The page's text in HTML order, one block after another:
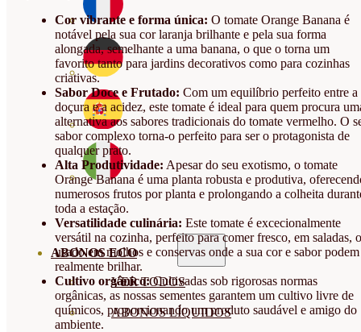
ABONOS ECO
VER TODOS
ABONOS LÍQUIDOS
Cor vibrante e forma única: O tomate Orange Banana é
notável pela sua cor laranja brilhante e pela sua forma
alongada, semelhante a uma banana, o que o torna um
favorito tanto para jardins decorativos como para cozinhas
criativas.
Sabor Doce e Frutado: Com um equilíbrio perfeito entre a
doçura e a acidez, este tomate é ideal para quem procura
alternativa aos sabores tradicionais do tomate vermelho. O
sabor complexo torna-o perfeito para ser o protagonista de
qualquer prato.
Alta Produtividade: Apesar do seu exotismo, o tomate
Orange Banana é uma planta robusta e produtiva,
numerosos frutos por planta e prolongando a colheita
toda a estação.
Versatilidade culinária: Este tomate é excecionalmente
versátil na cozinha, perfeito para comer fresco, em saladas,
usado em molhos e conservas onde a sua cor e sabor podem
realmente brilhar.
Cultivo orgânico:Cultivadas sob rigorosas normas
orgânicas, as nossas sementes garantem um cultivo livre de
químicos, proporcionando um produto saudável e amigo do
ambiente.